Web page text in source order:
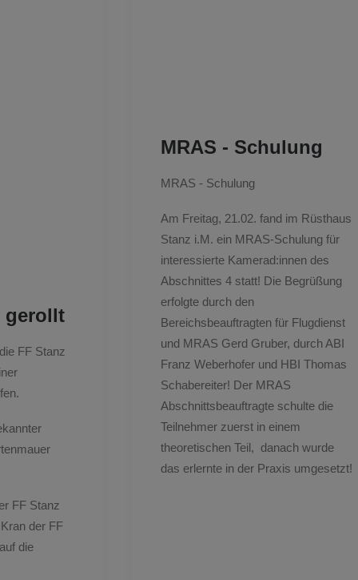
gerollt
FF Stanz
FF Stanz
der FF
die
MRAS - Schulung
MRAS - Schulung
Am Freitag, 21.02. fand im Rüsthaus
Stanz i.M. ein MRAS-Schulung für
interessierte Kamerad:innen des
Abschnittes 4 statt! Die Begrüßung
erfolgte durch den
Bereichsbeauftragten für Flugdienst
und MRAS Gerd Gruber, durch ABI
Franz Weberhofer und HBI Thomas
Schabereiter! Der MRAS
Abschnittsbeauftragte schulte die
Teilnehmer zuerst in einem
theoretischen Teil, danach wurde
das erlernte in der Praxis umgesetzt!